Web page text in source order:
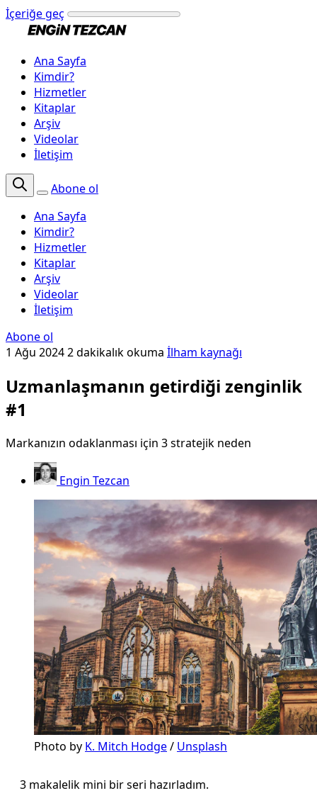
İçeriğe geç
Ana Sayfa
Kimdir?
Hizmetler
Kitaplar
Arşiv
Videolar
İletişim
Abone ol
Ana Sayfa
Kimdir?
Hizmetler
Kitaplar
Arşiv
Videolar
İletişim
Abone ol
1 Ağu 20242 dakikalık okuma İlham kaynağı
Uzmanlaşmanın getirdiği zenginlik
#1
Markanızın odaklanması için 3 stratejik neden
Engin Tezcan
Photo by K. Mitch Hodge / Unsplash
3 makalelik mini bir seri hazırladım.